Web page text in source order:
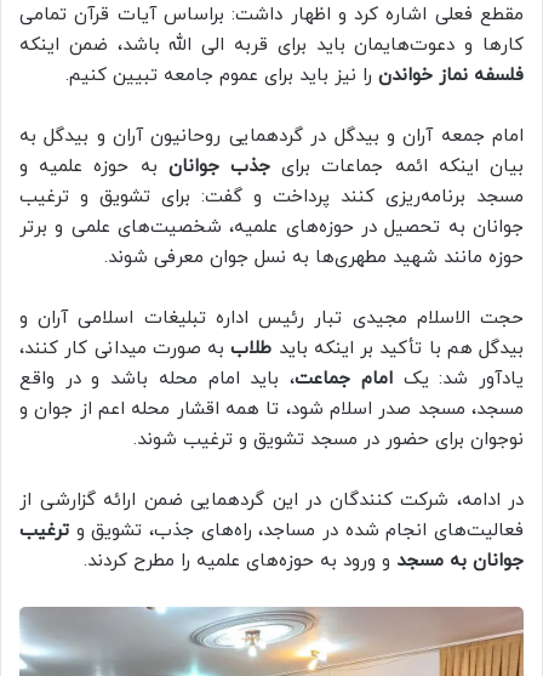
مقطع فعلی اشاره کرد و اظهار داشت: براساس آیات قرآن تمامی
کارها و دعوت‌هایمان باید برای قربه الی الله باشد، ضمن اینکه
فلسفه نماز خواندن را نیز باید برای عموم جامعه تبیین کنیم.
امام جمعه آران و بیدگل در گردهمایی روحانیون آران و بیدگل به
بیان اینکه ائمه جماعات برای جذب جوانان به حوزه علمیه و
مسجد برنامه‌ریزی کنند پرداخت و گفت: برای تشویق و ترغیب
جوانان به تحصیل در حوزه‌های علمیه، شخصیت‌های علمی و برتر
حوزه مانند شهید مطهری‌ها به نسل جوان معرفی شوند.
حجت الاسلام مجیدی تبار رئیس اداره تبلیغات اسلامی آران و
بیدگل هم با تأکید بر اینکه باید طلاببه صورت میدانی کار کنند،
یادآور شد: یکامام جماعت، باید امام محله باشد و در واقع
مسجد، مسجد صدر اسلام شود، تا همه اقشار محله اعم از جوان و
نوجوان برای حضور در مسجد تشویق و ترغیب شوند.
در ادامه، شرکت کنندگان در این گردهمایی ضمن ارائه گزارشی از
فعالیت‌های انجام شده در مساجد، راه‌های جذب، تشویق و ترغیب
جوانان به مسجد و ورود به حوزه‌های علمیه را مطرح کردند.